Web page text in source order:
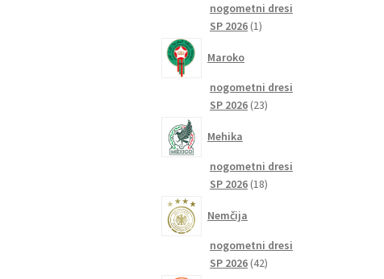
nogometni dresi
SP 2026 11
Maroko
nogometni dresi
SP 2026 2323
Mehika
nogometni dresi
SP 2026 1818
Nemčija
nogometni dresi
SP 2026 4242